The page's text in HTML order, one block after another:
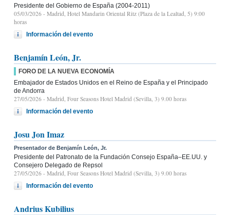
Presidente del Gobierno de España (2004-2011)
05/03/2026 - Madrid, Hotel Mandarin Oriental Ritz (Plaza de la Lealtad, 5) 9:00
horas
Información del evento
Benjamín León, Jr.
FORO DE LA NUEVA ECONOMÍA
Embajador de Estados Unidos en el Reino de España y el Principado
de Andorra
27/05/2026 - Madrid, Four Seasons Hotel Madrid (Sevilla, 3) 9.00 horas
Información del evento
Josu Jon Imaz
Presentador de Benjamín León, Jr.
Presidente del Patronato de la Fundación Consejo España–EE.UU. y
Consejero Delegado de Repsol
27/05/2026 - Madrid, Four Seasons Hotel Madrid (Sevilla, 3) 9.00 horas
Información del evento
Andrius Kubilius